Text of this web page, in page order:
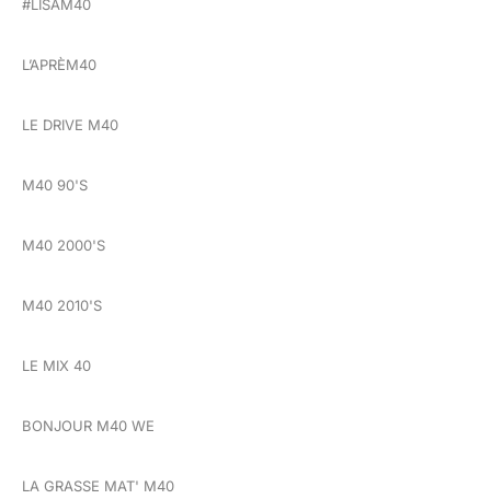
#LISAM40
L’APRÈM40
LE DRIVE M40
M40 90'S
M40 2000'S
M40 2010'S
LE MIX 40
BONJOUR M40 WE
LA GRASSE MAT' M40